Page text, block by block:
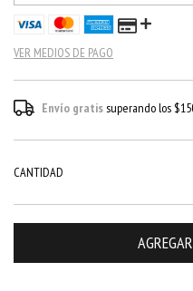
VER MEDIOS DE PAGO
Envío gratissuperando los
CANTIDAD